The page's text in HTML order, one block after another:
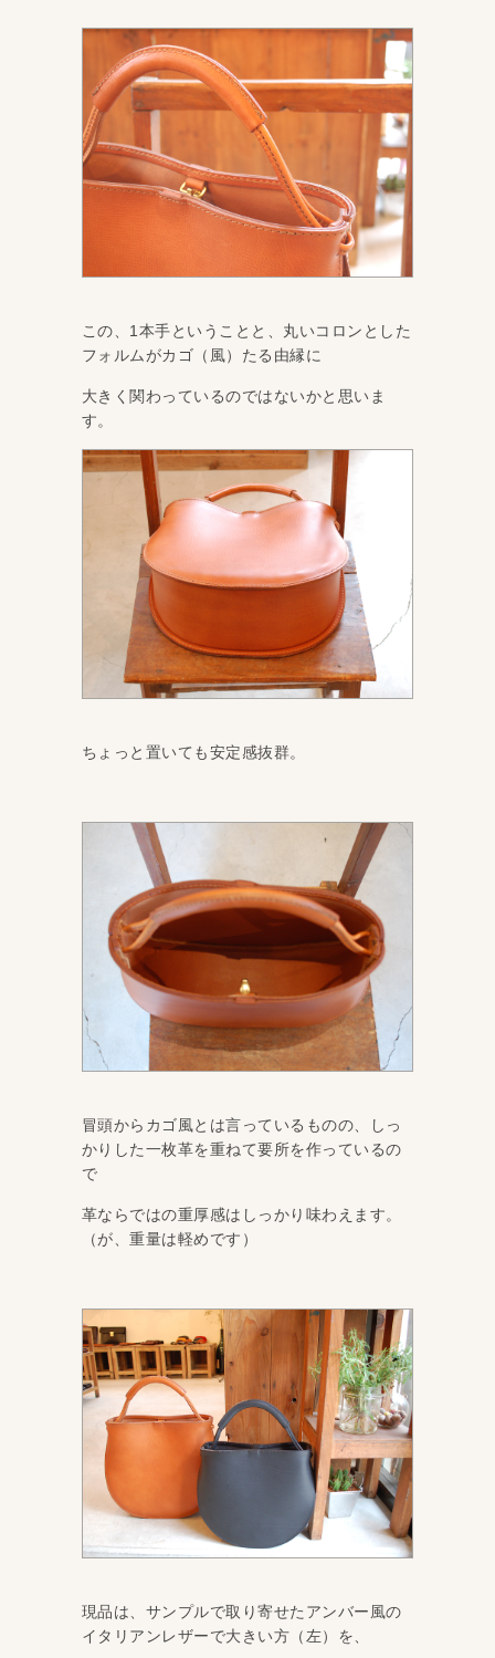
この、1本手ということと、丸いコロンとした
フォルムがカゴ（風）たる由縁に
大きく関わっているのではないかと思いま
す。
ちょっと置いても安定感抜群。
冒頭からカゴ風とは言っているものの、しっ
かりした一枚革を重ねて要所を作っているの
で
革ならではの重厚感はしっかり味わえます。
（が、重量は軽めです）
現品は、サンプルで取り寄せたアンバー風の
イタリアンレザーで大きい方（左）を、